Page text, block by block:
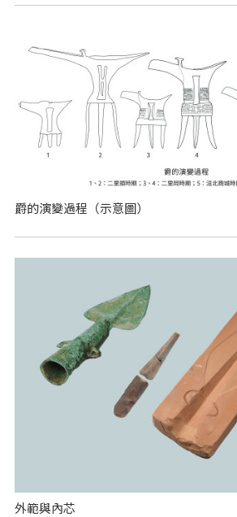
爵的演變過程（示意圖）
外範與內芯